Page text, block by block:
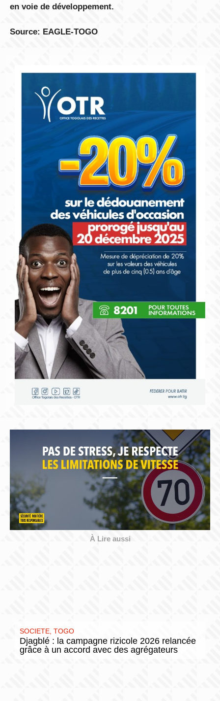
en voie de développement.
Source: EAGLE-TOGO
À Lire aussi
SOCIETE TOGO
Djagblé : la campagne rizicole 2026 relancée
grâce à un accord avec des agrégateurs